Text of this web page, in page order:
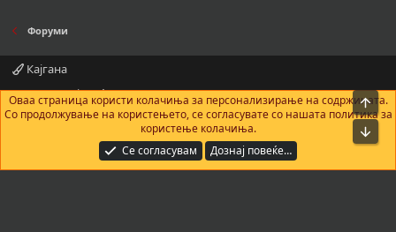
Форуми
Кајгана
Контактирајте нè
Правила и услови
Политика за приватност
Помош
Почетна
S
S
Community platform by XenForo © 2010-2025 XenForo Ltd.|
by
Оваа страница користи колачиња за персонализирање на содржината.
Со продолжување на користењето, се согласувате со нашата политика за
користење колачиња.
Се согласувам
Дознај повеќе…
На